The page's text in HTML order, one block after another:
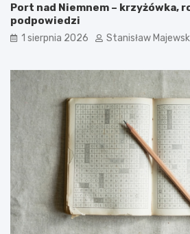
Port nad Niemnem – krzyżówka,
podpowiedzi
1 sierpnia 2026 Stanisław